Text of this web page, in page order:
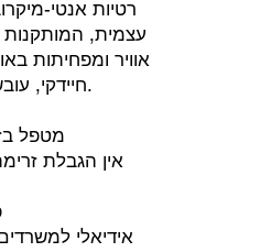
רטיות אנטי-
עצמית, המותקנות
אוויר ומפחיתות
חיידקי, עובשים וזיהום ביולוגי.
מטפל
אין הגבלת
אידיאלי